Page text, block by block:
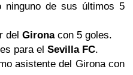
ninguno de sus últimos 5
del Girona con 5 goles.
para el Sevilla FC.
asistente del Girona con